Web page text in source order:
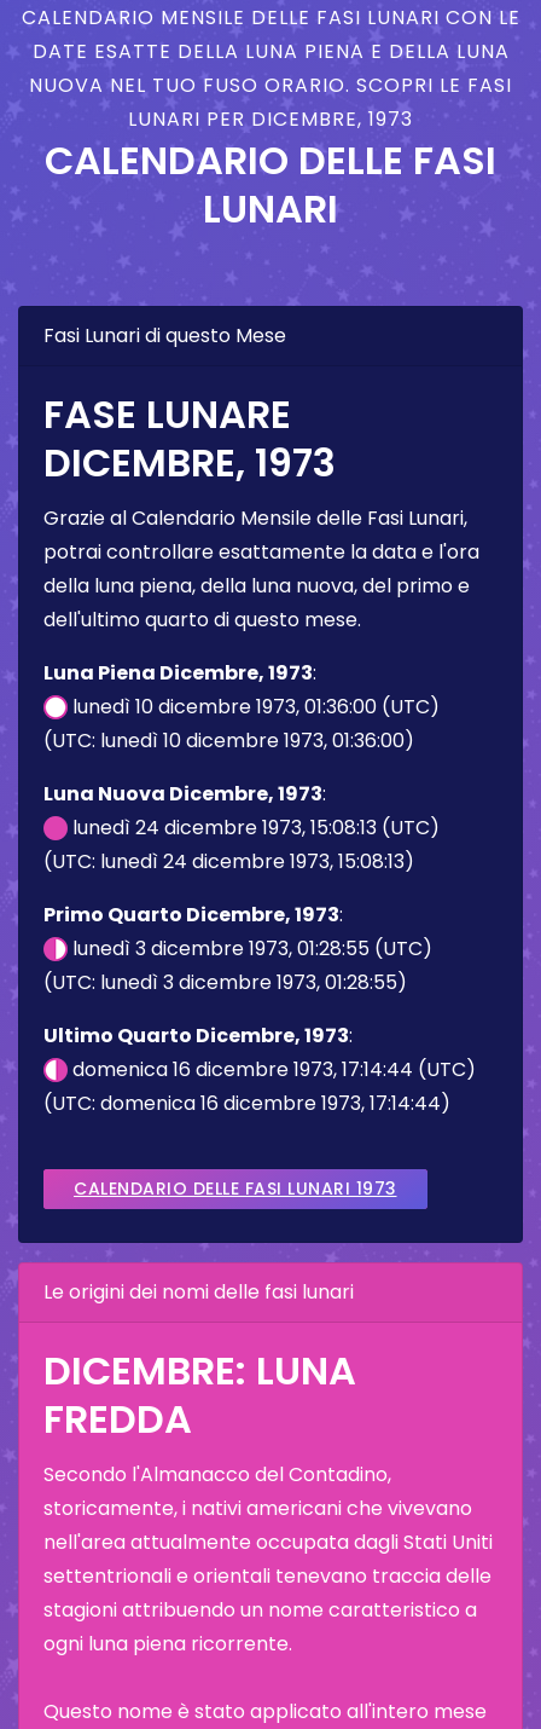
CALENDARIO MENSILE DELLE FASI LUNARI CON LE
DATE ESATTE DELLA LUNA PIENA E DELLA LUNA
NUOVA NEL TUO FUSO ORARIO. SCOPRI LE FASI
LUNARI PER DICEMBRE, 1973
CALENDARIO DELLE FASI
LUNARI
Fasi Lunari di questo Mese
FASE LUNARE
DICEMBRE, 1973
Grazie al Calendario Mensile delle Fasi Lunari,
potrai controllare esattamente la data e l'ora
della luna piena, della luna nuova, del primo e
dell'ultimo quarto di questo mese.
Luna Piena Dicembre, 1973:
lunedì 10 dicembre 1973, 01:36:00 (UTC)
(UTC: lunedì 10 dicembre 1973, 01:36:00)
Luna Nuova Dicembre, 1973:
lunedì 24 dicembre 1973, 15:08:13 (UTC)
(UTC: lunedì 24 dicembre 1973, 15:08:13)
Primo Quarto Dicembre, 1973:
lunedì 3 dicembre 1973, 01:28:55 (UTC)
(UTC: lunedì 3 dicembre 1973, 01:28:55)
Ultimo Quarto Dicembre, 1973:
domenica 16 dicembre 1973, 17:14:44 (UTC)
(UTC: domenica 16 dicembre 1973, 17:14:44)
CALENDARIO DELLE FASI LUNARI 1973
Le origini dei nomi delle fasi lunari
DICEMBRE: LUNA
FREDDA
Secondo l'Almanacco del Contadino,
storicamente, i nativi americani che vivevano
nell'area attualmente occupata dagli Stati Uniti
settentrionali e orientali tenevano traccia delle
stagioni attribuendo un nome caratteristico a
ogni luna piena ricorrente.
Questo nome è stato applicato all'intero mese